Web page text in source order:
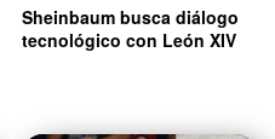
Sheinbaum busca diálogo
tecnológico con León XIV